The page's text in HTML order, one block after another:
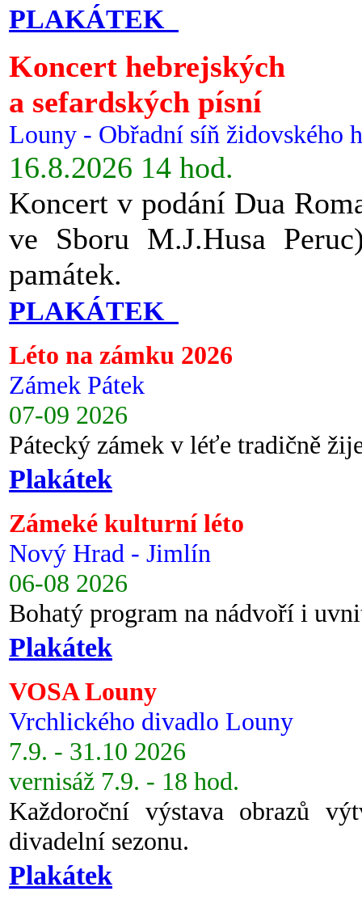
PLAKÁTEK
Koncert hebrejských
a sefardských písní
Louny - Obřadní síň židovského
16.8.2026 14 hod.
Koncert v podání Dua
ve Sboru M.J.Husa
památek.
PLAKÁTEK
Léto na zámku 2026
Zámek Pátek
07-09 2026
Pátecký zámek v léťe tradičně
Plakátek
Zámeké kulturní léto
Nový Hrad - Jimlín
06-08 2026
Bohatý program na nádvoří i
Plakátek
VOSA Louny
Vrchlického divadlo Louny
7.9. - 31.10 2026
vernisáž 7.9. - 18 hod.
Každoroční výstava obrazů
divadelní sezonu.
Plakátek